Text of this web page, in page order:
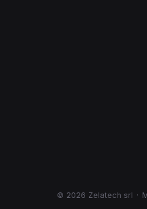
© 2026 Zelatech srl ·